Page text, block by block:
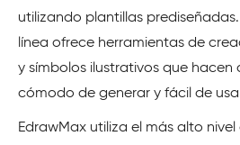
utilizando plantillas
línea ofrece herramientas de
y símbolos ilustrativos que hacen
cómodo de generar y fácil de
EdrawMax utiliza el más alto